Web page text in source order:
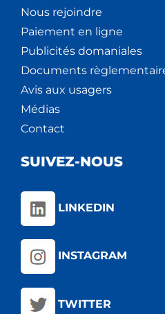
Nous rejoindre
Paiement en ligne
Publicités domaniales
Documents
Avis aux usagers
Médias
Contact
SUIVEZ-NOUS
LINKEDIN
INSTAGRAM
TWITTER